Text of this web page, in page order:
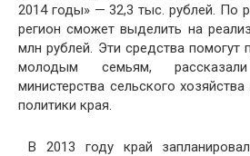
2014 годы» — 32,3 тыс. рублей. По
регион сможет выделить на
млн рублей. Эти средства помогут
молодым семьям,
министерства сельского
политики края.
В 2013 году край